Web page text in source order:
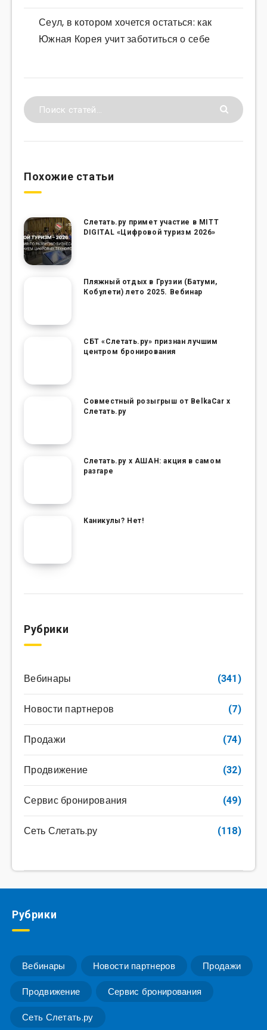
Сеул, в котором хочется остаться: как
Южная Корея учит заботиться о себе
Похожие статьи
Слетать.ру примет участие в MITT
DIGITAL «Цифровой туризм 2026»
Пляжный отдых в Грузии (Батуми,
Кобулети) лето 2025. Вебинар
СБТ «Слетать.ру» признан лучшим
центром бронирования
Совместный розыгрыш от BelkaCar х
Слетать.ру
Слетать.ру х АШАН: акция в самом
разгаре
Каникулы? Нет!
Рубрики
Вебинары (341)
Новости партнеров (7)
Продажи (74)
Продвижение (32)
Сервис бронирования (49)
Сеть Слетать.ру (118)
Рубрики
Вебинары Новости партнеров Продажи
Продвижение Сервис бронирования
Сеть Слетать.ру